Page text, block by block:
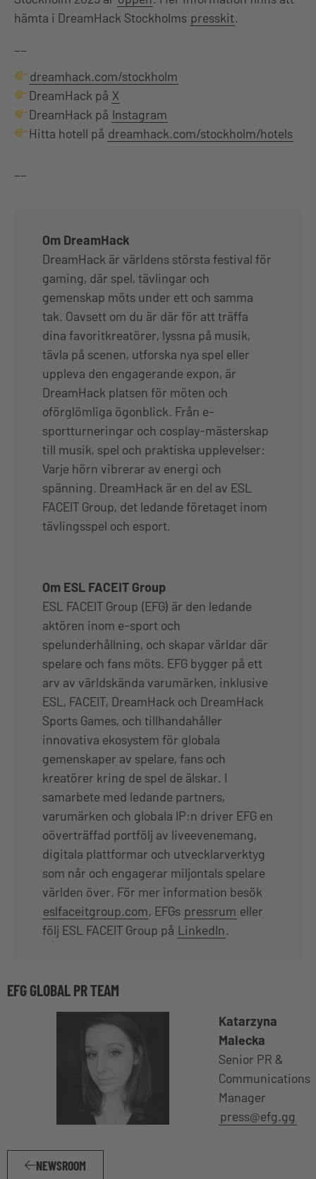
hämta i DreamHack Stockholms presskit.
dreamhack.com/stockholm
DreamHack på X
DreamHack på Instagram
Hitta hotell på dreamhack.com/stockholm/hotels
Om DreamHack
DreamHack är världens största festival för
gaming, där spel, tävlingar och
gemenskap möts under ett och samma
tak. Oavsett om du är där för att träffa
dina favoritkreatörer, lyssna på musik,
tävla på scenen, utforska nya spel eller
uppleva den engagerande expon, är
DreamHack platsen för möten och
oförglömliga ögonblick. Från e-
sportturneringar och cosplay-mästerskap
till musik, spel och praktiska upplevelser:
Varje hörn vibrerar av energi och
spänning. DreamHack är en del av ESL
FACEIT Group, det ledande företaget inom
tävlingsspel och esport.
Om ESL FACEIT Group
ESL FACEIT Group (EFG) är den ledande
aktören inom e-sport och
spelunderhållning, och skapar världar där
spelare och fans möts. EFG bygger på ett
arv av världskända varumärken, inklusive
ESL, FACEIT, DreamHack och DreamHack
Sports Games, och tillhandahåller
innovativa ekosystem för globala
gemenskaper av spelare, fans och
kreatörer kring de spel de älskar. I
samarbete med ledande partners,
varumärken och globala IP:n driver EFG en
oöverträffad portfölj av liveevenemang,
digitala plattformar och utvecklarverktyg
som når och engagerar miljontals spelare
världen över. För mer information besök
eslfaceitgroup.com, EFGs pressrum eller
följ ESL FACEIT Group på LinkedIn .
EFG GLOBAL PR TEAM
Katarzyna
Malecka
Senior PR &
Communications
Manager
press@efg.gg
NEWSROOM